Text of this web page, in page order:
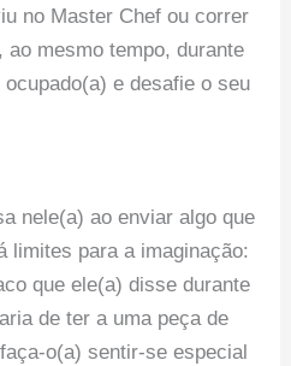
no Master Chef ou correr
mesmo tempo, durante
e desafie o seu
nele(a) ao enviar algo que
limites para a imaginação:
que ele(a) disse durante
de ter a uma peça de
o(a) sentir-se especial